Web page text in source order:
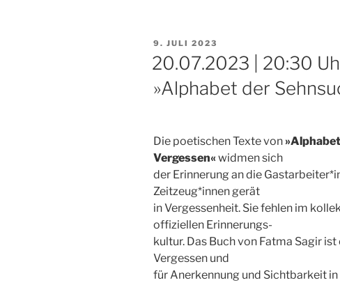
VERÖFFENTLICHT
AM
9. JULI 2023
20.07.2023 | 20:30
»Alphabet der
Die poetischen Texte von
Vergessen« widmen sich
der Erinnerung an die
Zeitzeug*innen gerät
in Vergessenheit. Sie fehlen im
offiziellen Erinnerungs-
kultur. Das Buch von Fatma Sagir
Vergessen und
für Anerkennung und Sichtbarkeit